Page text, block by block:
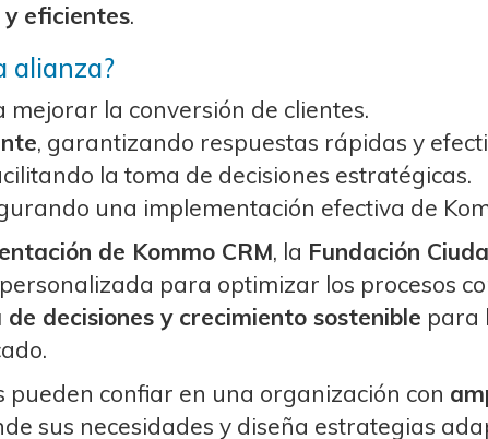
eficientes.
alianza?
la conversión de clientes.
, garantizando respuestas rápidas y
la toma de decisiones estratégicas.
una implementación efectiva de
de Kommo CRM, la Fundación
para optimizar los procesos
decisiones y crecimiento sostenible para
pueden confiar en una organización con
sus necesidades y diseña estrategias